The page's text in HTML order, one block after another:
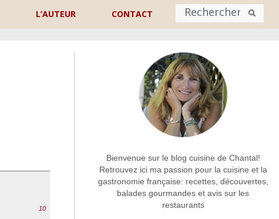
L’AUTEUR CONTACT
Nom
Commentaire ou message *
10
Bienvenue sur le blog cuisine de Chantal!
Retrouvez ici ma passion pour la cuisine et la
gastronomie française: recettes, découvertes,
balades gourmandes et avis sur les
restaurants